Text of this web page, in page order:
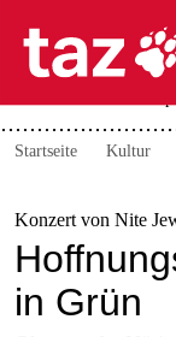
themen
politik
Startseite Kultur
Konzert von Nite
in Grün